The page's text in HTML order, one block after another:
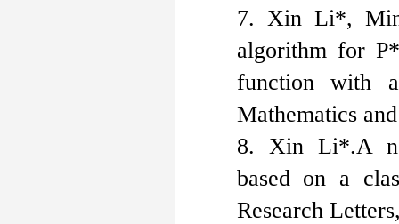
7. Xin Li*,
algorithm for
function with
Mathematics
8. Xin Li*.A
based on a
Research